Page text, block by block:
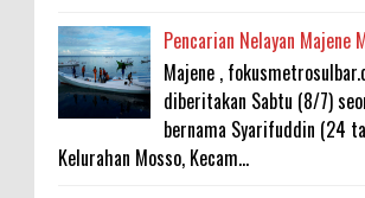
Pencarian Nelayan Majene
Majene ,
diberitakan Sabtu (8/7)
bernama Syarifuddin (24
Kelurahan Mosso, Kecam...